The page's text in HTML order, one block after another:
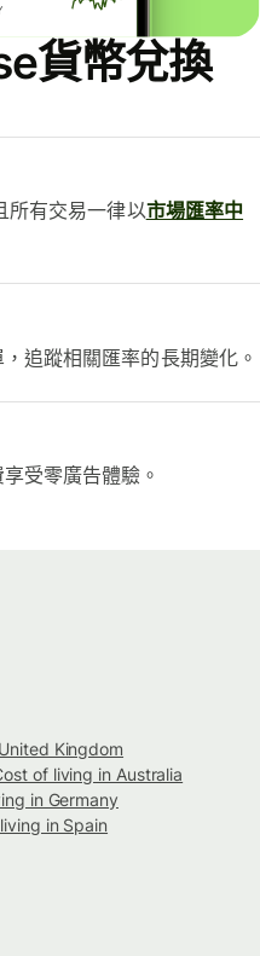
貨幣兌換
所有交易一律以市場匯率中
追蹤相關匯率的長期變化。
受零廣告體驗。
Kingdom
of living in Australia
in Germany
in Spain